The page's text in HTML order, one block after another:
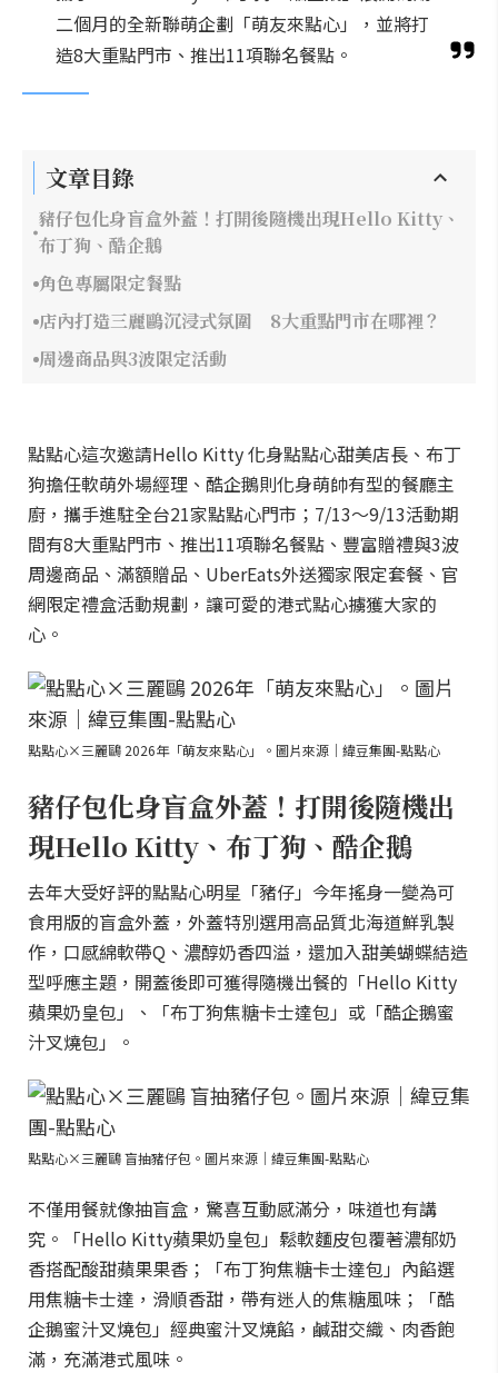
二個月的全新聯萌企劃「萌友來點心」，並將打
造8大重點門市、推出11項聯名餐點。
文章目錄
豬仔包化身盲盒外蓋！打開後隨機出現Hello Kitty、
布丁狗、酷企鵝
角色專屬限定餐點
店內打造三麗鷗沉浸式氛圍 8大重點門市在哪裡？
周邊商品與3波限定活動
點點心這次邀請Hello Kitty 化身點點心甜美店長、布丁
狗擔任軟萌外場經理、酷企鵝則化身萌帥有型的餐廳主
廚，攜手進駐全台21家點點心門市；7/13～9/13活動期
間有8大重點門市、推出11項聯名餐點、豐富贈禮與3波
周邊商品、滿額贈品、UberEats外送獨家限定套餐、官
網限定禮盒活動規劃，讓可愛的港式點心擄獲大家的
心。
點點心×三麗鷗 2026年「萌友來點心」。圖片來源｜緯豆集團-點點心
豬仔包化身盲盒外蓋！打開後隨機出
現Hello Kitty、布丁狗、酷企鵝
去年大受好評的點點心明星「豬仔」今年搖身一變為可
食用版的盲盒外蓋，外蓋特別選用高品質北海道鮮乳製
作，口感綿軟帶Q、濃醇奶香四溢，還加入甜美蝴蝶結造
型呼應主題，開蓋後即可獲得隨機出餐的「Hello Kitty
蘋果奶皇包」、「布丁狗焦糖卡士達包」或「酷企鵝蜜
汁叉燒包」。
點點心×三麗鷗 盲抽豬仔包。圖片來源｜緯豆集團-點點心
不僅用餐就像抽盲盒，驚喜互動感滿分，味道也有講
究。「Hello Kitty蘋果奶皇包」鬆軟麵皮包覆著濃郁奶
香搭配酸甜蘋果果香；「布丁狗焦糖卡士達包」內餡選
用焦糖卡士達，滑順香甜，帶有迷人的焦糖風味；「酷
企鵝蜜汁叉燒包」經典蜜汁叉燒餡，鹹甜交織、肉香飽
滿，充滿港式風味。